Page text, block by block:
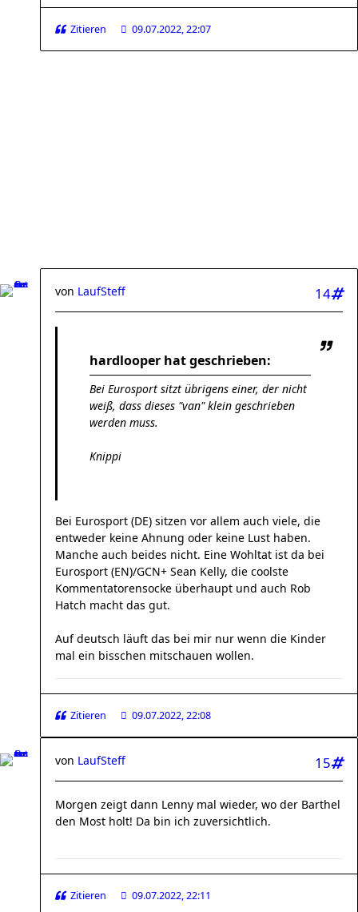
Zitieren 09.07.2022, 22:07
14
von LaufSteff
hardlooper hat geschrieben:
Bei Eurosport sitzt übrigens einer, der nicht
weiß, dass dieses "van" klein geschrieben
werden muss.
Knippi
Bei Eurosport (DE) sitzen vor allem auch viele, die
entweder keine Ahnung oder keine Lust haben.
Manche auch beides nicht. Eine Wohltat ist da bei
Eurosport (EN)/GCN+ Sean Kelly, die coolste
Kommentatorensocke überhaupt und auch Rob
Hatch macht das gut.
Auf deutsch läuft das bei mir nur wenn die Kinder
mal ein bisschen mitschauen wollen.
Zitieren 09.07.2022, 22:08
15
von LaufSteff
Morgen zeigt dann Lenny mal wieder, wo der Barthel
den Most holt! Da bin ich zuversichtlich.
Zitieren 09.07.2022, 22:11